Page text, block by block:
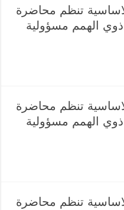
تنظم محاضرة
الهمم مسؤولية
تنظم محاضرة
الهمم مسؤولية
تنظم محاضرة